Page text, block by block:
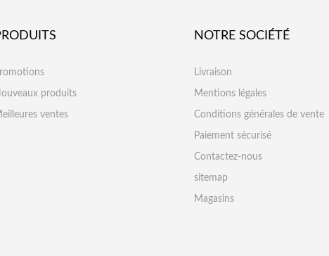
produits
ventes
NOTRE SOCIÉTÉ
Livraison
Mentions légales
Conditions générales de vente
Paiement sécurisé
Contactez-nous
sitemap
Magasins